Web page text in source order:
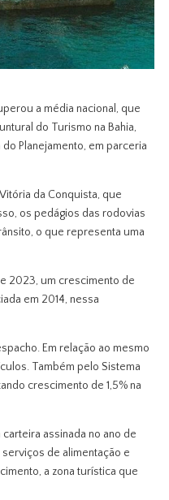
a média nacional, que
do Turismo na Bahia,
Planejamento, em parceria
da Conquista, que
os pedágios das rodovias
o que representa uma
2023, um crescimento de
em 2014, nessa
Em relação ao mesmo
Também pelo Sistema
crescimento de 1,5% na
assinada no ano de
de alimentação e
a zona turística que